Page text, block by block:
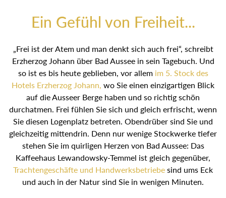
Ein Gefühl von Freiheit...
„Frei ist der Atem und man denkt sich auch frei“, schreibt
Erzherzog Johann über Bad Aussee in sein Tagebuch. Und
so ist es bis heute geblieben, vor allem im 5. Stock des
Hotels Erzherzog Johann, wo Sie einen einzigartigen Blick
auf die Ausseer Berge haben und so richtig schön
durchatmen. Frei fühlen Sie sich und gleich erfrischt, wenn
Sie diesen Logenplatz betreten. Obendrüber sind Sie und
gleichzeitig mittendrin. Denn nur wenige Stockwerke tiefer
stehen Sie im quirligen Herzen von Bad Aussee: Das
Kaffeehaus Lewandowsky-Temmel ist gleich gegenüber,
Trachtengeschäfte und Handwerksbetriebe sind ums Eck
und auch in der Natur sind Sie in wenigen Minuten.